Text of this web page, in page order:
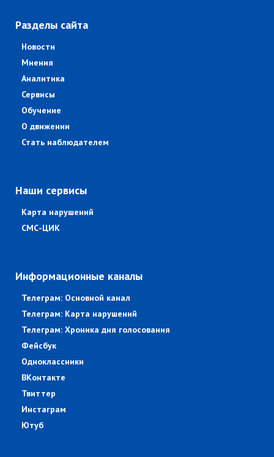
Разделы сайта
Новости
Мнения
Аналитика
Сервисы
Обучение
О движении
Стать наблюдателем
Наши сервисы
Карта нарушений
СМС-ЦИК
Информационные каналы
Телеграм: Основной канал
Телеграм: Карта нарушений
Телеграм: Хроника дня голосования
Фейсбук
Одноклассники
ВКонтакте
Твиттер
Инстаграм
Ютуб